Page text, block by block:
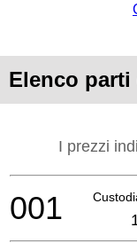
Elenco parti
I prezzi
001